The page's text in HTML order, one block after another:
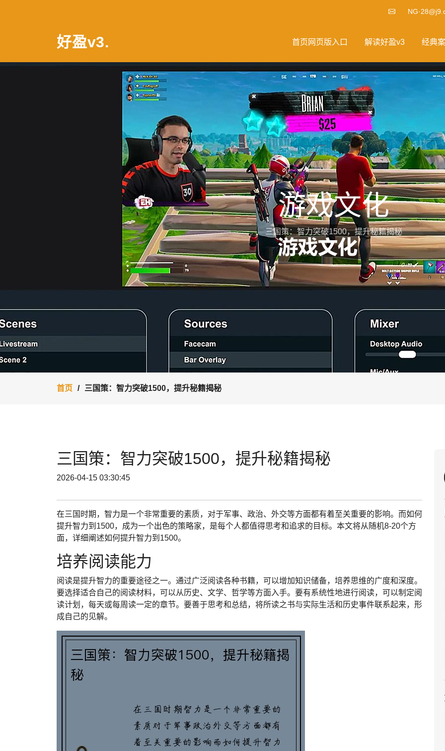
好盈v3. 首页网页版入口 解读好盈v3 经典
游戏文化
三国策：智力突破1500，提升秘籍揭秘
首页 三国策：智力突破1500，提升秘籍揭秘
三国策：智力突破1500，提升秘籍揭秘
2026-04-15 03:30:45
在三国时期，智力是一个非常重要的素质，对于军事、政治、外交等方面都有着至关重要的影响。而如何
提升智力到1500，成为一个出色的策略家，是每个人都值得思考和追求的目标。本文将从随机8-20个方
面，详细阐述如何提升智力到1500。
培养阅读能力
阅读是提升智力的重要途径之一。通过广泛阅读各种书籍，可以增加知识储备，培养思维的广度和深度。
要选择适合自己的阅读材料，可以从历史、文学、哲学等方面入手。要有系统性地进行阅读，可以制定阅
读计划，每天或每周读一定的章节。要善于思考和总结，将所读之书与实际生活和历史事件联系起来，形
成自己的见解。